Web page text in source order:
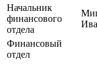
Начальник
финансового
отдела
Финансовый
отдел